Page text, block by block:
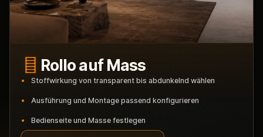
Rollo auf Mass
Stoffwirkung von transparent bis abdunkelnd wählen
Ausführung und Montage passend konfigurieren
Bedienseite und Masse festlegen